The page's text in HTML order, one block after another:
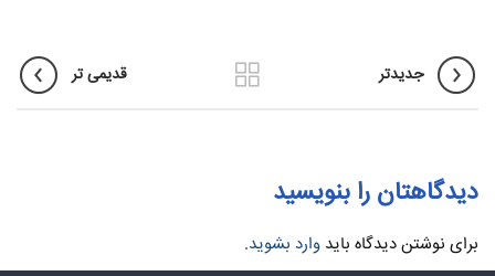
جدیدتر قدیمی تر
دیدگاهتان را بنویسید
برای نوشتن دیدگاه باید وارد بشوید.